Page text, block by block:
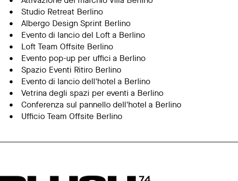
Studio Retreat Berlino
Albergo Design Sprint Berlino
Evento di lancio del Loft a Berlino
Loft Team Offsite Berlino
Evento pop-up per uffici a Berlino
Spazio Eventi Ritiro Berlino
Evento di lancio dell'hotel a Berlino
Vetrina degli spazi per eventi a Berlino
Conferenza sul pannello dell'hotel a Berlino
Ufficio Team Offsite Berlino